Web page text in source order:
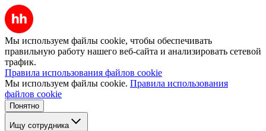
Мы используем файлы cookie, чтобы обеспечивать
правильную работу нашего веб-сайта и анализировать сетевой
трафик.
Правила использования файлов cookie
Мы используем файлы cookie. Правила использования
файлов cookie
Понятно
Ищу сотрудника